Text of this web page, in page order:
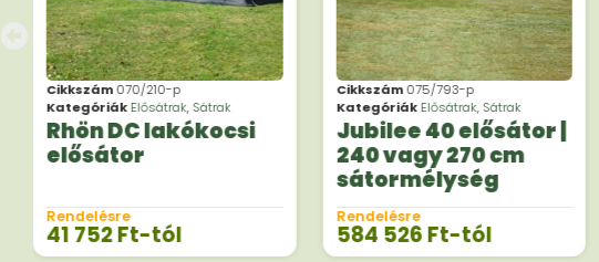
Cikkszám070/210-p
KategóriákElősátrak,Sátrak
Rhön DC lakókocsi
elősátor
Rendelésre
41 752Ft-tól
Cikkszám075/793-p
Kategóriák Elősátrak,Sátrak
Jubilee 40 elősátor |
240 vagy 270 cm
sátormélység
Rendelésre
584 526Ft-tól